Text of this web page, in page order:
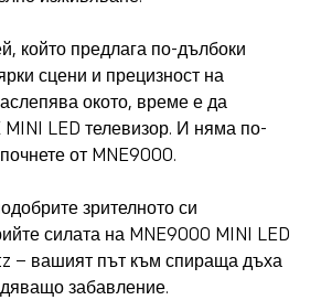
който предлага по-дълбоки
сцени и прецизност на
окото, време е да
LED телевизор. И няма по-
от MNE9000.
зрителното си
силата на MNE9000 MINI LED
– вашият път към спираща дъха
забавление.